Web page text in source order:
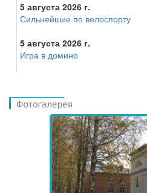
5 августа 2026 г.
Сильнейшие по велоспорту
5 августа 2026 г.
Игра в домино